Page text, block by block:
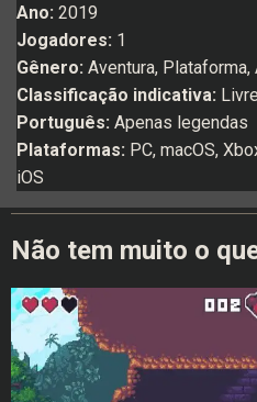
Ano: 2019
Jogadores: 1
Gênero: Aventura, Plataforma,
Classificação indicativa: Livre
Português: Apenas legendas
Plataformas: PC, macOS,
iOS
Não tem muito o